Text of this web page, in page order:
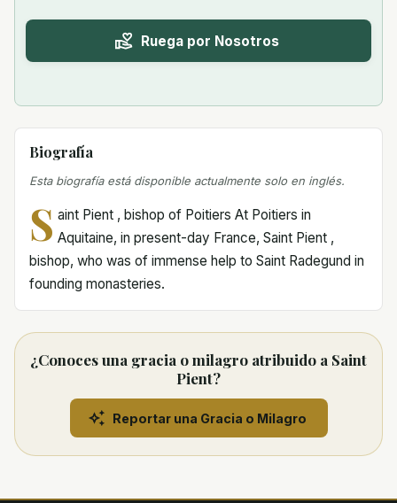
Ruega por Nosotros
Biografía
Esta biografía está disponible actualmente solo en inglés.
S aint Pient , bishop of Poitiers At Poitiers in
Aquitaine, in present-day France, Saint Pient ,
bishop, who was of immense help to Saint Radegund in
founding monasteries.
¿Conoces una gracia o milagro atribuido a Saint
Pient?
Reportar una Gracia o Milagro